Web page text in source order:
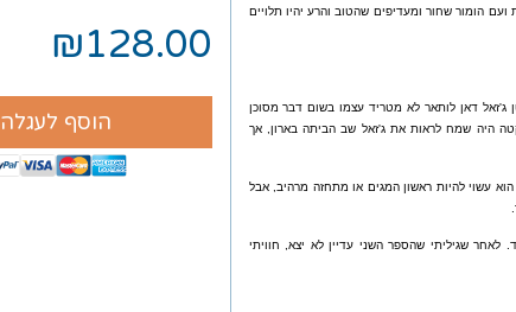
הומור שחור ומעדיפים שהטוב והרע יהיו תלויים
דאן לותאר לא מטריד עצמו בשום דבר מסוכן
היה שמח לראות את ג'זאל שב הביתה בארון, אך
עשוי להיות ראשון המגים או מתחזה מרהיב, אבל
שגיליתי שהספר השני עדיין לא יצא, חוויתי
₪128.00
הוסף לעגלה